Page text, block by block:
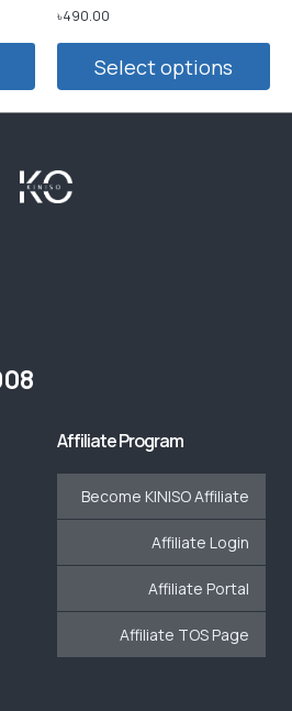
৳490.00
Select options
Affiliate Program
Become KINISO Affiliate
Affiliate Login
Affiliate Portal
Affiliate TOS Page